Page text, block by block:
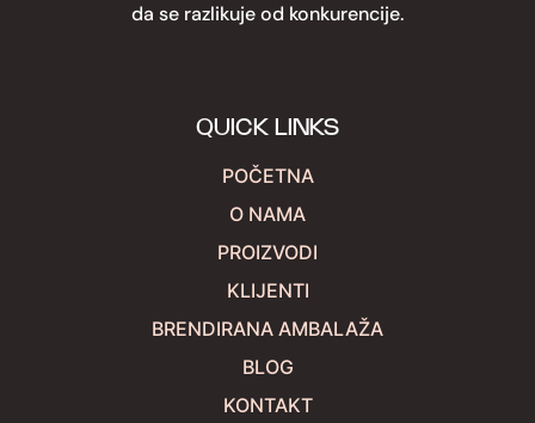
da se razlikuje od konkurencije.
QUICK LINKS
POČETNA
O NAMA
PROIZVODI
KLIJENTI
BRENDIRANA AMBALAŽA
BLOG
KONTAKT